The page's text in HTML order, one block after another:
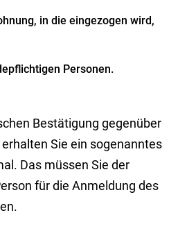
in die eingezogen wird,
Personen.
Bestätigung gegenüber
Sie ein sogenanntes
Das müssen Sie der
für die Anmeldung des